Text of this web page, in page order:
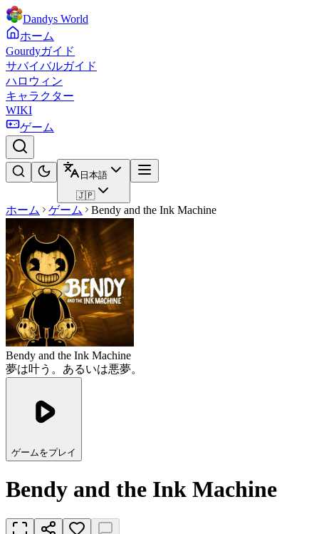
Dandys World
ホーム
Gourdyガイド
サバイバルガイド
ハロウィン
キャラクター
WIKI
ゲーム
日本語
🇯🇵
ホーム ゲーム Bendy and the Ink Machine
Bendy and the Ink Machine
夢は叶う。あるいは悪夢。
ゲームをプレイ
Bendy and the Ink Machine